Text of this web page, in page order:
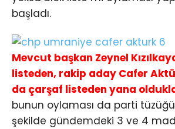
başladı.
Mevcut başkan Zeynel
listeden, rakip aday Cafer
da çarşaf listeden yana
bunun oylaması da parti
şekilde gündemdeki 3 ve 4